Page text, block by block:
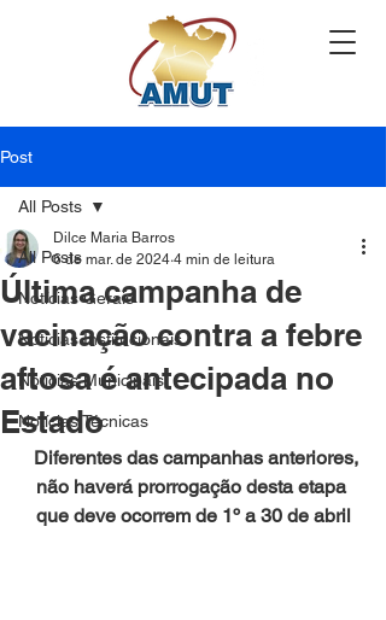
Post
All Posts
Notícias Gerais
Notícias Institucionais
Notícias Municipais
Notícias Técnicas
All Posts
Última campanha de
vacinação contra a febre
aftosa é antecipada no
Estado
Dilce Maria Barros
6 de mar. de 2024 4 min de leitura
Diferentes das campanhas anteriores,
não haverá prorrogação desta etapa
que deve ocorrem de 1º a 30 de abril